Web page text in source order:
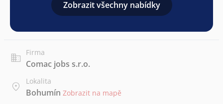
Zobrazit všechny nabídky
Firma
Comac jobs s.r.o.
Lokalita
Bohumín Zobrazit na mapě